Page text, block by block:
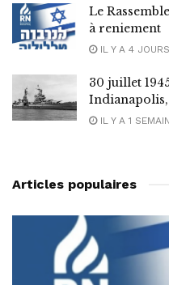
Le
à reniement
IL Y A 4 JOURS
30 juillet
IL Y A 1
Articles populaires